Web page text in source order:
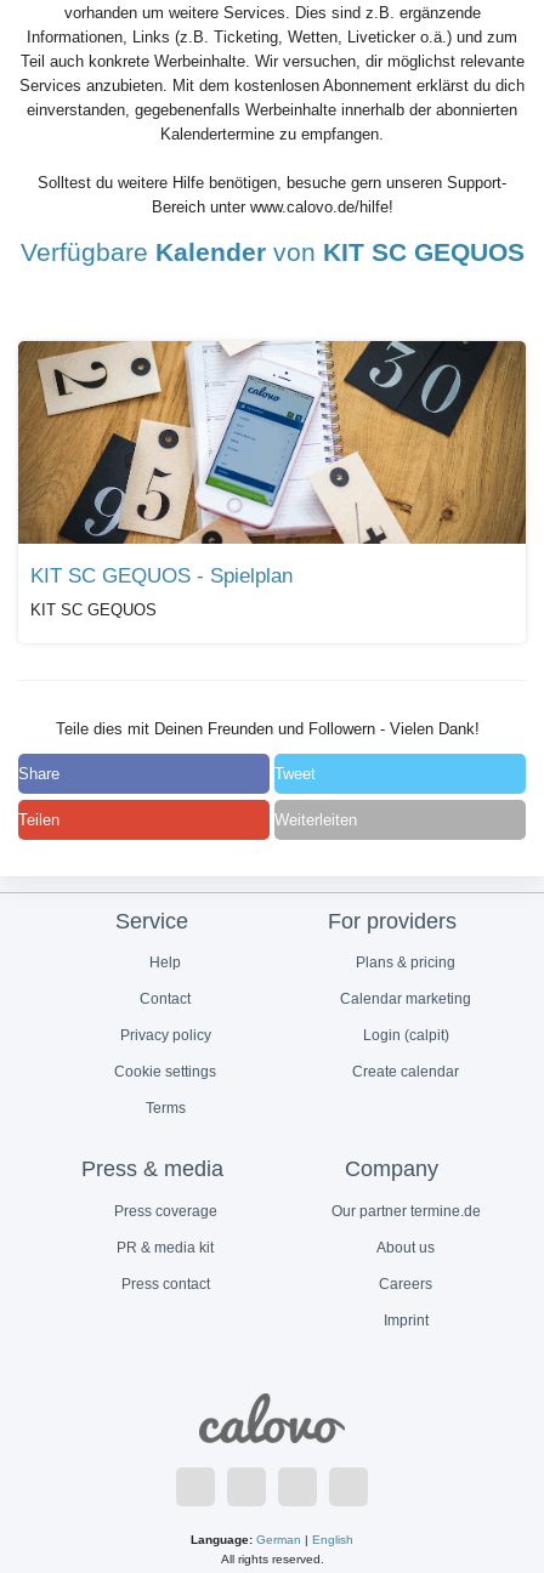
vorhanden um weitere Services. Dies sind z.B. ergänzende
Informationen, Links (z.B. Ticketing, Wetten, Liveticker o.ä.) und zum
Teil auch konkrete Werbeinhalte. Wir versuchen, dir möglichst relevante
Services anzubieten. Mit dem kostenlosen Abonnement erklärst du dich
einverstanden, gegebenenfalls Werbeinhalte innerhalb der abonnierten
Kalendertermine zu empfangen.
Solltest du weitere Hilfe benötigen, besuche gern unseren Support-
Bereich unter www.calovo.de/hilfe!
Verfügbare Kalendervon KIT SC GEQUOS
KIT SC GEQUOS - Spielplan
KIT SC GEQUOS
Teile dies mit Deinen Freunden und Followern - Vielen Dank!
Share Tweet
Teilen Weiterleiten
Service
Help
Contact
Privacy policy
Cookie settings
Terms
For providers
Plans & pricing
Calendar marketing
Login (calpit)
Create calendar
Press & media
Press coverage
PR & media kit
Press contact
Company
Our partner termine.de
About us
Careers
Imprint
Language: German | English
All rights reserved.